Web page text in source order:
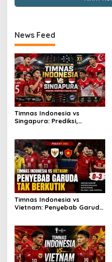
News Feed
Timnas Indonesia vs
Singapura: Prediksi,
Timnas Indonesia vs
Vietnam: Penyebab Garuda